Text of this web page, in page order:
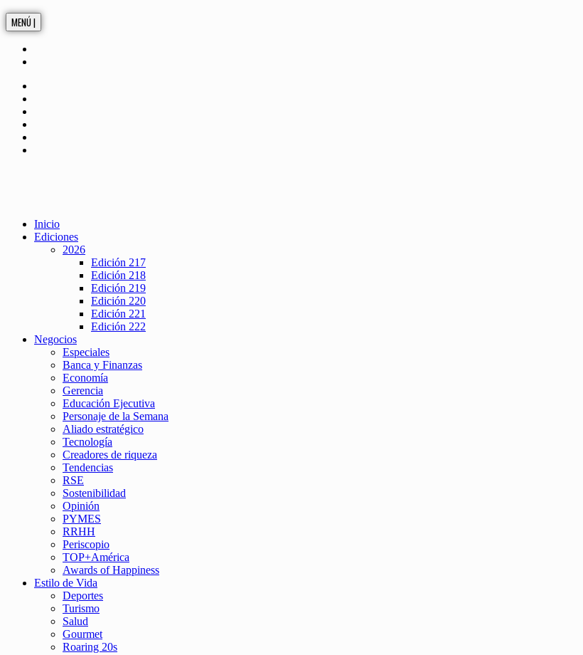
MENÚ |
Inicio
Ediciones
2026
Edición 217
Edición 218
Edición 219
Edición 220
Edición 221
Edición 222
Negocios
Especiales
Banca y Finanzas
Economía
Gerencia
Educación Ejecutiva
Personaje de la Semana
Aliado estratégico
Tecnología
Creadores de riqueza
Tendencias
RSE
Sostenibilidad
Opinión
PYMES
RRHH
Periscopio
TOP+América
Awards of Happiness
Estilo de Vida
Deportes
Turismo
Salud
Gourmet
Roaring 20s